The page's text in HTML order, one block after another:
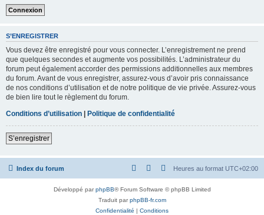
S’ENREGISTRER
Vous devez être enregistré pour vous connecter. L’enregistrement ne prend
que quelques secondes et augmente vos possibilités. L’administrateur du
forum peut également accorder des permissions additionnelles aux membres
du forum. Avant de vous enregistrer, assurez-vous d’avoir pris connaissance
de nos conditions d’utilisation et de notre politique de vie privée. Assurez-vous
de bien lire tout le règlement du forum.
Conditions d’utilisation | Politique de confidentialité
S’enregistrer
Index du forum Heures au format UTC+02:00
Développé parphpBB® Forum Software © phpBB Limited
Traduit parphpBB-fr.com
Confidentialité | Conditions